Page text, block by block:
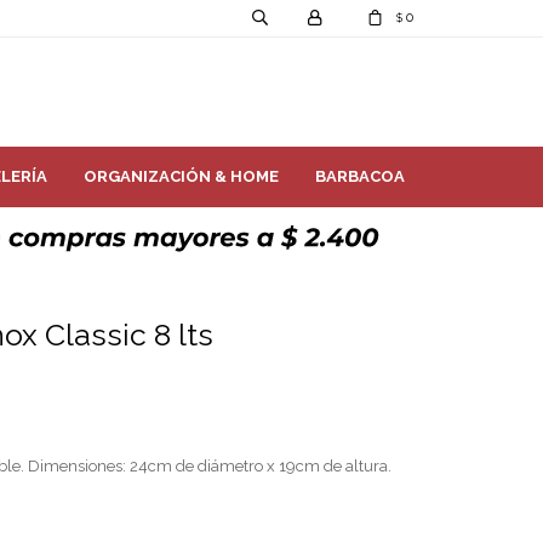
ORGANIZACIÓN & HOME BARBACOA
$ 0
Classic 8 lts
Dimensiones: 24cm de diámetro x 19cm de altura.